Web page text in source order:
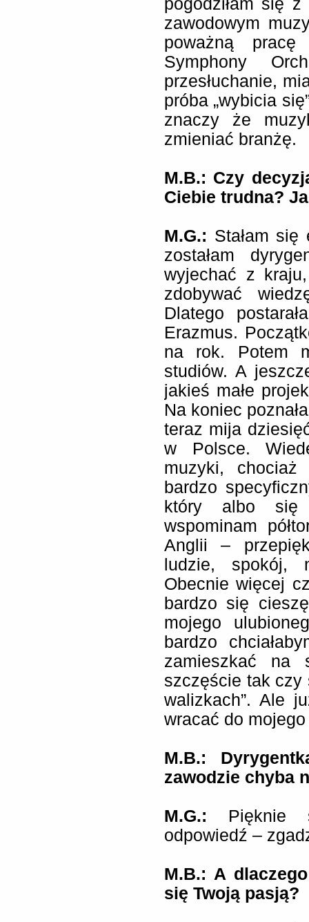
pogodziłam się
zawodowym
poważną
Symphony
przesłuchanie,
próba „wybicia
znaczy że
zmieniać branżę.
M.B.: Czy
Ciebie trudna?
M.G.: Stałam
zostałam
wyjechać z
zdobywać
Dlatego
Erazmus.
na rok. Potem
studiów. A
jakieś małe
Na koniec
teraz mija
w Polsce.
muzyki,
bardzo
który albo się
wspominam
Anglii –
ludzie, spokój,
Obecnie więcej
bardzo się
mojego
bardzo
zamieszkać na
szczęście tak czy
walizkach”. Ale
wracać do
M.B.:
zawodzie chyba
M.G.: Pięknie
odpowiedź –
M.B.: A
się Twoją pasją?